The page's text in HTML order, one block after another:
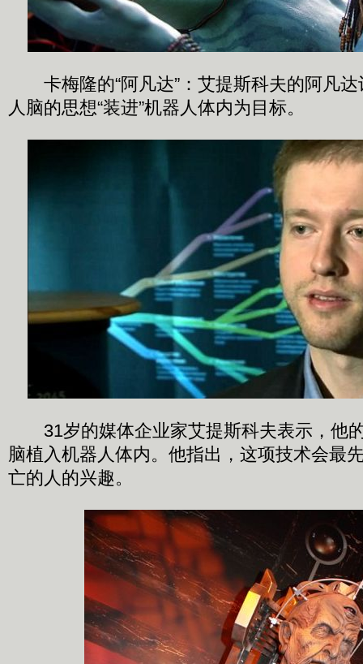
卡梅隆的“阿凡达”：艾提斯科夫的阿凡达
人脑的思想“装进”机器人体内为目标。
31岁的媒体企业家艾提斯科夫表示，他
脑植入机器人体内。他指出，这项技术会最
亡的人的兴趣。